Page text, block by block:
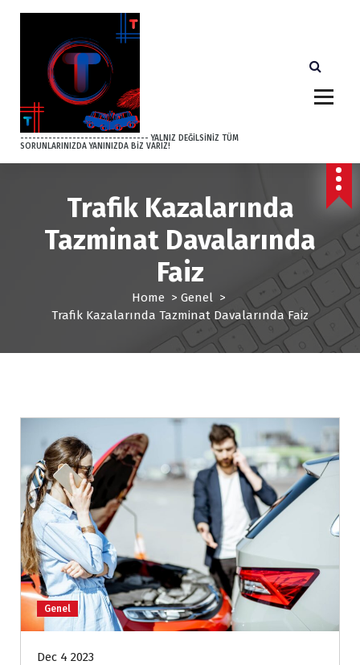
t
-------------------------------- YALNIZ DEĞİLSİNİZ TÜM
SORUNLARINIZDA YANINIZDA BİZ VARIZ!
Trafik Kazalarında
Tazminat Davalarında
Faiz
Home > Genel>
Trafik Kazalarında Tazminat Davalarında Faiz
Genel
Dec 4 2023